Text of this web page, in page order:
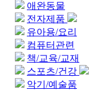
애완동물
전자제품
유아용/요리
컴퓨터관련
책/교육/교재
스포츠/건강
악기/예술품